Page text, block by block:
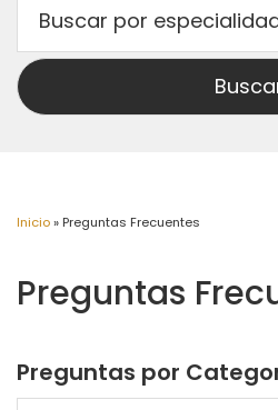
Inicio» Preguntas Frecuentes
Preguntas
Preguntas por